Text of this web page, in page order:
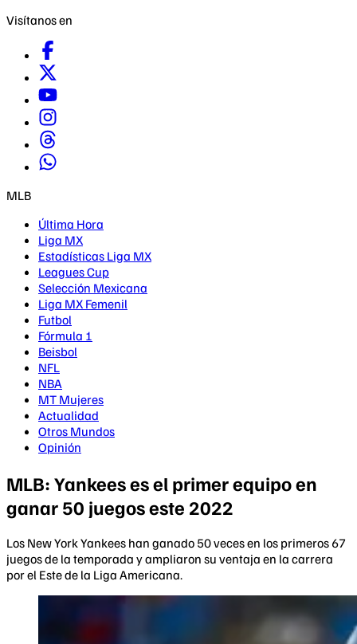
Visítanos en
MLB
Última Hora
Liga MX
Estadísticas Liga MX
Leagues Cup
Selección Mexicana
Liga MX Femenil
Futbol
Fórmula 1
Beisbol
NFL
NBA
MT Mujeres
Actualidad
Otros Mundos
Opinión
MLB: Yankees es el primer equipo en
ganar 50 juegos este 2022
Los New York Yankees han ganado 50 veces en los primeros 67
juegos de la temporada y ampliaron su ventaja en la carrera
por el Este de la Liga Americana.